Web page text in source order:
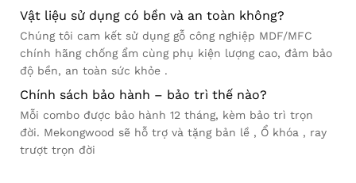
Vật liệu sử dụng có bền và an toàn không?
Chúng tôi cam kết sử dụng gỗ công nghiệp MDF/MFC
chính hãng chống ẩm cùng phụ kiện lượng cao, đảm bảo
độ bền, an toàn sức khỏe .
Chính sách bảo hành – bảo trì thế nào?
Mỗi combo được bảo hành 12 tháng, kèm bảo trì trọn
đời. Mekongwood sẽ hỗ trợ và tặng bản lề , Ổ khóa , ray
trượt trọn đời